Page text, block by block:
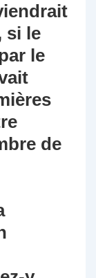
si le
le
de